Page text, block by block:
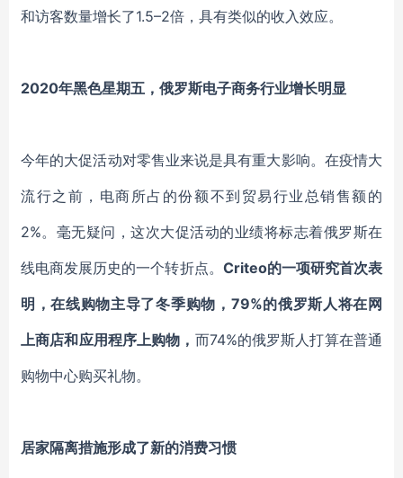
和访客数量增长了1.5–2倍，具有类似的收入效应。
2020年黑色星期五，俄罗斯电子商务行业增长明显
今年的大促活动对零售业来说是具有重大影响。在疫情大
流行之前，电商所占的份额不到贸易行业总销售额的
2%。毫无疑问，这次大促活动的业绩将标志着俄罗斯在
线电商发展历史的一个转折点。 Criteo的一项研究首次表
明，在线购物主导了冬季购物，79%的俄罗斯人将在网
上商店和应用程序上购物， 而74%的俄罗斯人打算在普通
购物中心购买礼物。
居家隔离措施形成了新的消费习惯